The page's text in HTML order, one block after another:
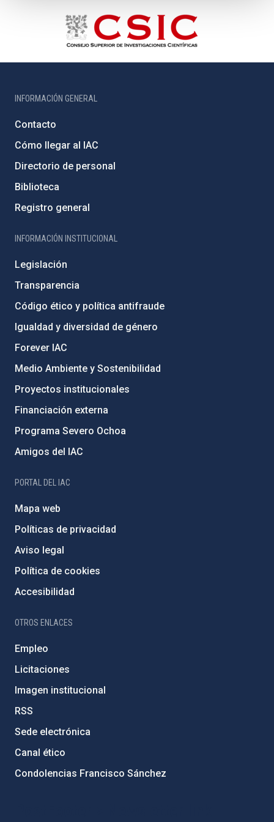
INFORMACIÓN GENERAL
Contacto
Cómo llegar al IAC
Directorio de personal
Biblioteca
Registro general
INFORMACIÓN INSTITUCIONAL
Legislación
Transparencia
Código ético y política antifraude
Igualdad y diversidad de género
Forever IAC
Medio Ambiente y Sostenibilidad
Proyectos institucionales
Financiación externa
Programa Severo Ochoa
Amigos del IAC
PORTAL DEL IAC
Mapa web
Políticas de privacidad
Aviso legal
Política de cookies
Accesibilidad
OTROS ENLACES
Empleo
Licitaciones
Imagen institucional
RSS
Sede electrónica
Canal ético
Condolencias Francisco Sánchez